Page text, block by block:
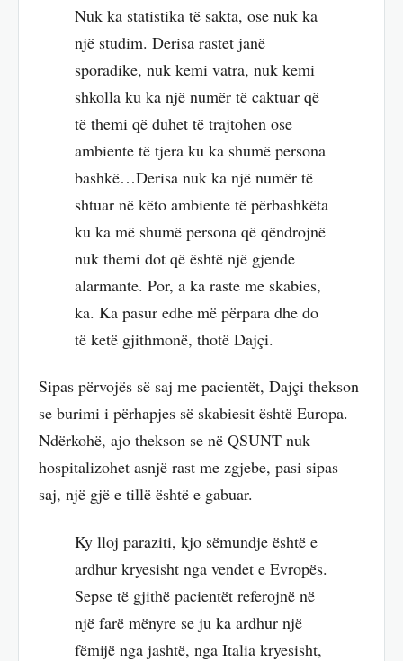
Nuk ka statistika të sakta, ose nuk ka
një studim. Derisa rastet janë
sporadike, nuk kemi vatra, nuk kemi
shkolla ku ka një numër të caktuar që
të themi që duhet të trajtohen ose
ambiente të tjera ku ka shumë persona
bashkë…Derisa nuk ka një numër të
shtuar në këto ambiente të përbashkëta
ku ka më shumë persona që qëndrojnë
nuk themi dot që është një gjende
alarmante. Por, a ka raste me skabies,
ka. Ka pasur edhe më përpara dhe do
të ketë gjithmonë, thotë Dajçi.
Sipas përvojës së saj me pacientët, Dajçi thekson
se burimi i përhapjes së skabiesit është Europa.
Ndërkohë, ajo thekson se në QSUNT nuk
hospitalizohet asnjë rast me zgjebe, pasi sipas
saj, një gjë e tillë është e gabuar.
Ky lloj paraziti, kjo sëmundje është e
ardhur kryesisht nga vendet e Evropës.
Sepse të gjithë pacientët referojnë në
një farë mënyre se ju ka ardhur një
fëmijë nga jashtë, nga Italia kryesisht,